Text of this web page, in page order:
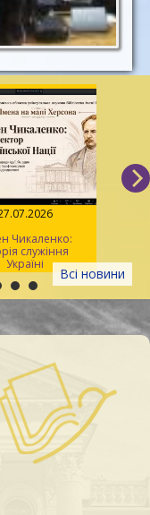
Всі новини
Чикаленко:
служіння
Україні